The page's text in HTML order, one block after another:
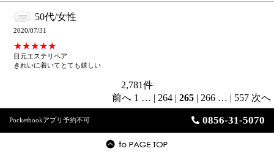
50代/女性
2020/07/31
★★★★★
目元エステリペア
きれいに着いてとても嬉しい
2,781件
前へ 1 … | 264 | 265 | 266 … | 557 次へ
Pocketbookアプリ予約不可 0856-31-5070